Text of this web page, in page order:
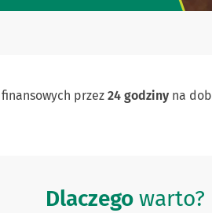
przez 24 godziny na
Dlaczegowarto?